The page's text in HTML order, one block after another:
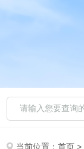
当前位置：首页 >